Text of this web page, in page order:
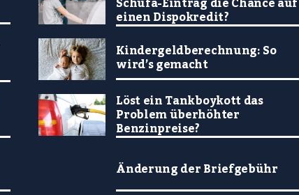
einen Dispokredit?
Kindergeldberechnung: So
wird’s gemacht
Löst ein Tankboykott das
Problem überhöhter
Benzinpreise?
Änderung der Briefgebühr